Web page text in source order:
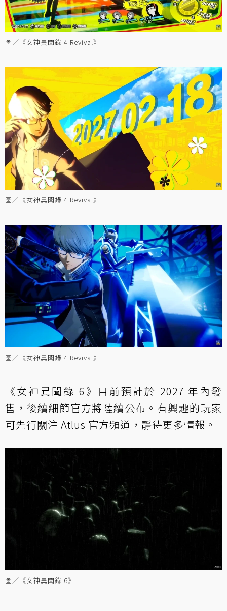
圖／《女神異聞錄 4 Revival》
圖／《女神異聞錄 4 Revival》
圖／《女神異聞錄 4 Revival》
《女神異聞錄 6》目前預計於 2027 年內發
售，後續細節官方將陸續公布。有興趣的玩家
可先行關注 Atlus 官方頻道，靜待更多情報。
圖／《女神異聞錄 6》